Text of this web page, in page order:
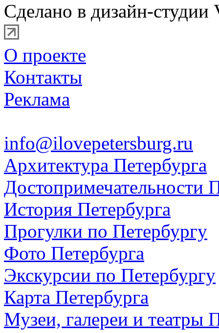
Сделано в дизайн-студии
О проекте
Контакты
Реклама
info@ilovepetersburg.ru
Архитектура Петербурга
Достопримечательности
История Петербурга
Прогулки по Петербургу
Фото Петербурга
Экскурсии по Петербургу
Карта Петербурга
Музеи, галереи и театры